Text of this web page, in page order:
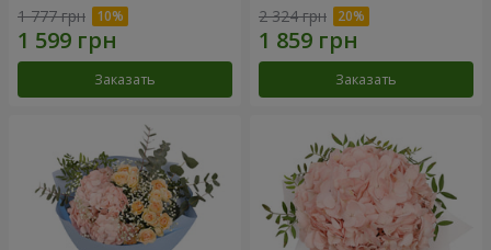
1 777 грн
Заказать
2 324 грн
Заказать